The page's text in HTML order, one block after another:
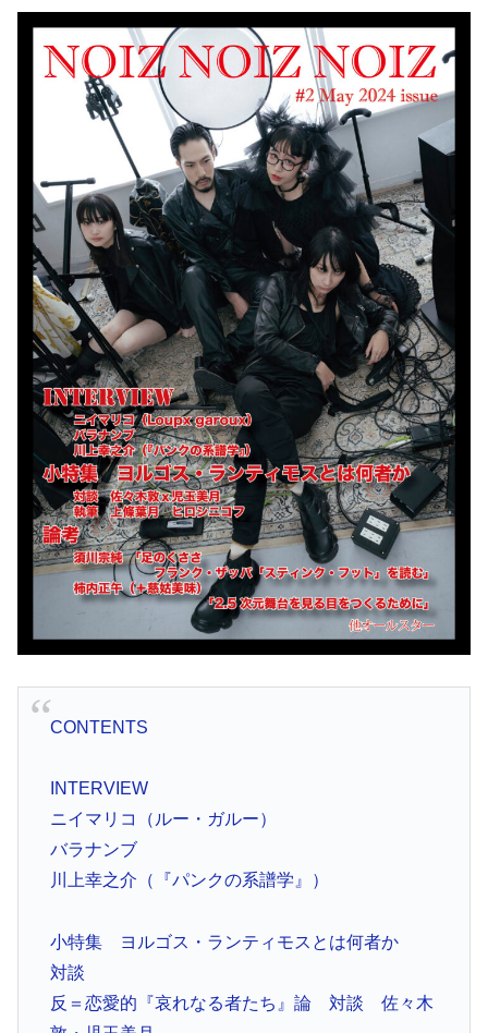
CONTENTS
INTERVIEW
ニイマリコ（ルー・ガルー）
バラナンブ
川上幸之介（『パンクの系譜学』）
小特集 ヨルゴス・ランティモスとは何者か
対談
反＝恋愛的『哀れなる者たち』論 対談 佐々木